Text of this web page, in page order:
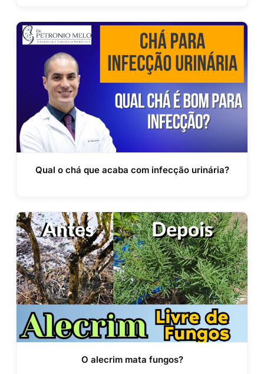
Qual o chá que acaba com infecção urinária?
O alecrim mata fungos?